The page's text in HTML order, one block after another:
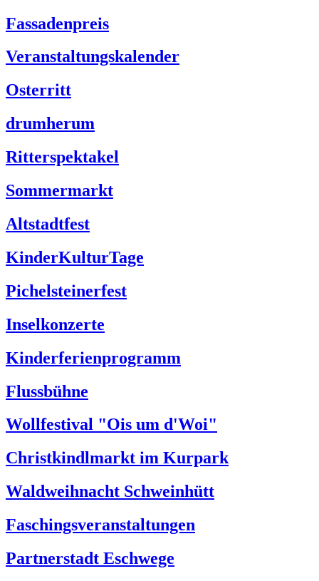
Fassadenpreis
Veranstaltungskalender
Osterritt
drumherum
Ritterspektakel
Sommermarkt
Altstadtfest
KinderKulturTage
Pichelsteinerfest
Inselkonzerte
Kinderferienprogramm
Flussbühne
Wollfestival "Ois um d'Woi"
Christkindlmarkt im Kurpark
Waldweihnacht Schweinhütt
Faschingsveranstaltungen
Partnerstadt Eschwege